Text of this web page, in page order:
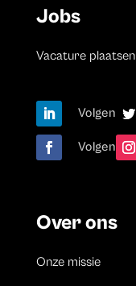
Jobs
Vacature plaatsen
Volgen
Volgen
Over ons
Onze missie